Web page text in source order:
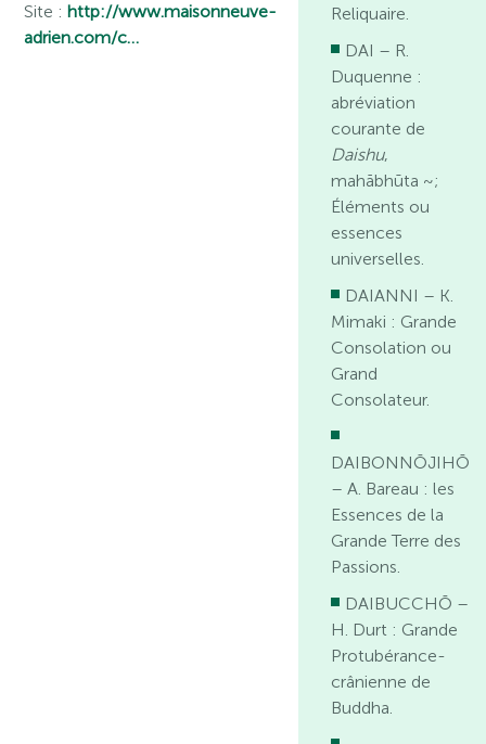
Site :http://www.maisonneuve-
adrien.com/c…
Reliquaire.
DAI – R.
Duquenne :
abréviation
courante de
Daishu,
mahābhūta ~;
Éléments ou
essences
universelles.
DAIANNI – K.
Mimaki : Grande
Consolation ou
Grand
Consolateur.
DAIBONNŌJIHŌ
– A. Bareau : les
Essences de la
Grande Terre des
Passions.
DAIBUCCHŌ –
H. Durt : Grande
Protubérance-
crânienne de
Buddha.